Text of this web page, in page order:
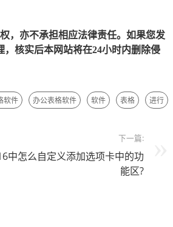
，亦不承担相应法律责任。如果您发
，核实后本网站将在24小时内删除侵
软件 办公表格软件 软件 表格 进行
下一篇:
中怎么自定义添加选项卡中的功
能区?